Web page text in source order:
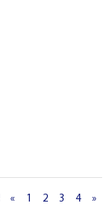
« 1 2 3 4 »